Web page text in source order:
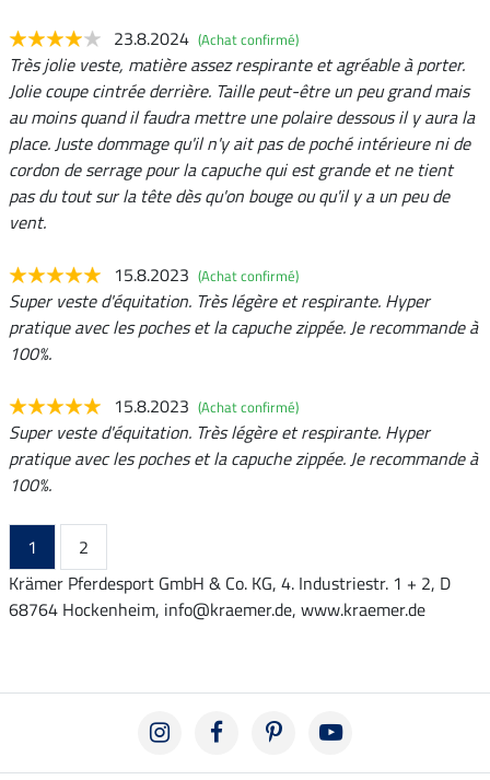
23.8.2024 (Achat confirmé)
Très jolie veste, matière assez respirante et agréable à porter.
Jolie coupe cintrée derrière. Taille peut-être un peu grand mais
au moins quand il faudra mettre une polaire dessous il y aura la
place. Juste dommage qu'il n'y ait pas de poché intérieure ni de
cordon de serrage pour la capuche qui est grande et ne tient
pas du tout sur la tête dès qu'on bouge ou qu'il y a un peu de
vent.
15.8.2023 (Achat confirmé)
Super veste d'équitation. Très légère et respirante. Hyper
pratique avec les poches et la capuche zippée. Je recommande à
100%.
15.8.2023 (Achat confirmé)
Super veste d'équitation. Très légère et respirante. Hyper
pratique avec les poches et la capuche zippée. Je recommande à
100%.
1
2
Krämer Pferdesport GmbH & Co. KG, 4. Industriestr. 1 + 2, D
68764 Hockenheim, info@kraemer.de, www.kraemer.de